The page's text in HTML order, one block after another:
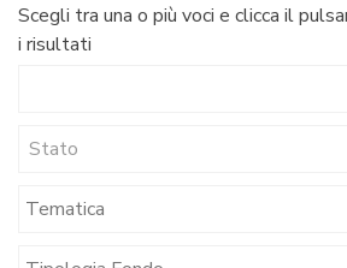
Scegli tra una o più voci e clicca il
i risultati
Stato